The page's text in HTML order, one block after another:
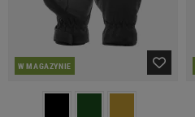
W MAGAZYNIE